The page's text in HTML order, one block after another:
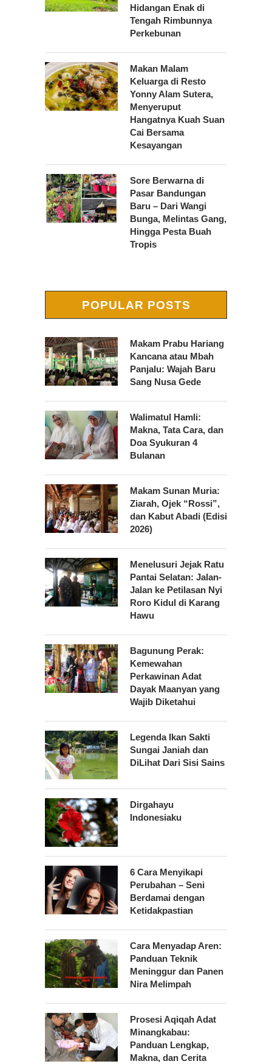
Hidangan Enak di
Tengah Rimbunnya
Perkebunan
Makan Malam
Keluarga di Resto
Yonny Alam Sutera,
Menyeruput
Hangatnya Kuah Suan
Cai Bersama
Kesayangan
Sore Berwarna di
Pasar Bandungan
Baru – Dari Wangi
Bunga, Melintas Gang,
Hingga Pesta Buah
Tropis
POPULAR POSTS
Makam Prabu Hariang
Kancana atau Mbah
Panjalu: Wajah Baru
Sang Nusa Gede
Walimatul Hamli:
Makna, Tata Cara, dan
Doa Syukuran 4
Bulanan
Makam Sunan Muria:
Ziarah, Ojek “Rossi”,
dan Kabut Abadi (Edisi
2026)
Menelusuri Jejak Ratu
Pantai Selatan: Jalan-
Jalan ke Petilasan Nyi
Roro Kidul di Karang
Hawu
Bagunung Perak:
Kemewahan
Perkawinan Adat
Dayak Maanyan yang
Wajib Diketahui
Legenda Ikan Sakti
Sungai Janiah dan
DiLihat Dari Sisi Sains
Dirgahayu
Indonesiaku
6 Cara Menyikapi
Perubahan – Seni
Berdamai dengan
Ketidakpastian
Cara Menyadap Aren:
Panduan Teknik
Meninggur dan Panen
Nira Melimpah
Prosesi Aqiqah Adat
Minangkabau:
Panduan Lengkap,
Makna, dan Cerita